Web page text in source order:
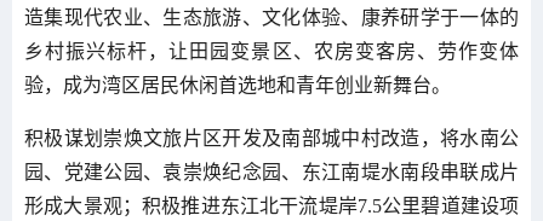
造集现代农业、生态旅游、文化体验、康养研学于一体的
乡村振兴标杆，让田园变景区、农房变客房、劳作变体
验，成为湾区居民休闲首选地和青年创业新舞台。
积极谋划崇焕文旅片区开发及南部城中村改造，将水南公
园、党建公园、袁崇焕纪念园、东江南堤水南段串联成片
形成大景观；积极推进东江北干流堤岸7.5公里碧道建设项